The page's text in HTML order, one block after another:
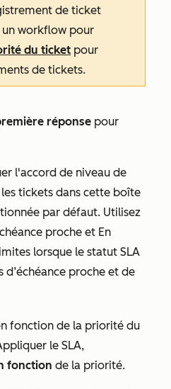
de ticket
workflow pour
du ticket pour
de tickets.
réponse pour
l'accord de niveau de
tickets dans cette boîte
par défaut. Utilisez
proche et En
lorsque le statut SLA
proche et de
fonction de la priorité du
le SLA,
fonction de la priorité.